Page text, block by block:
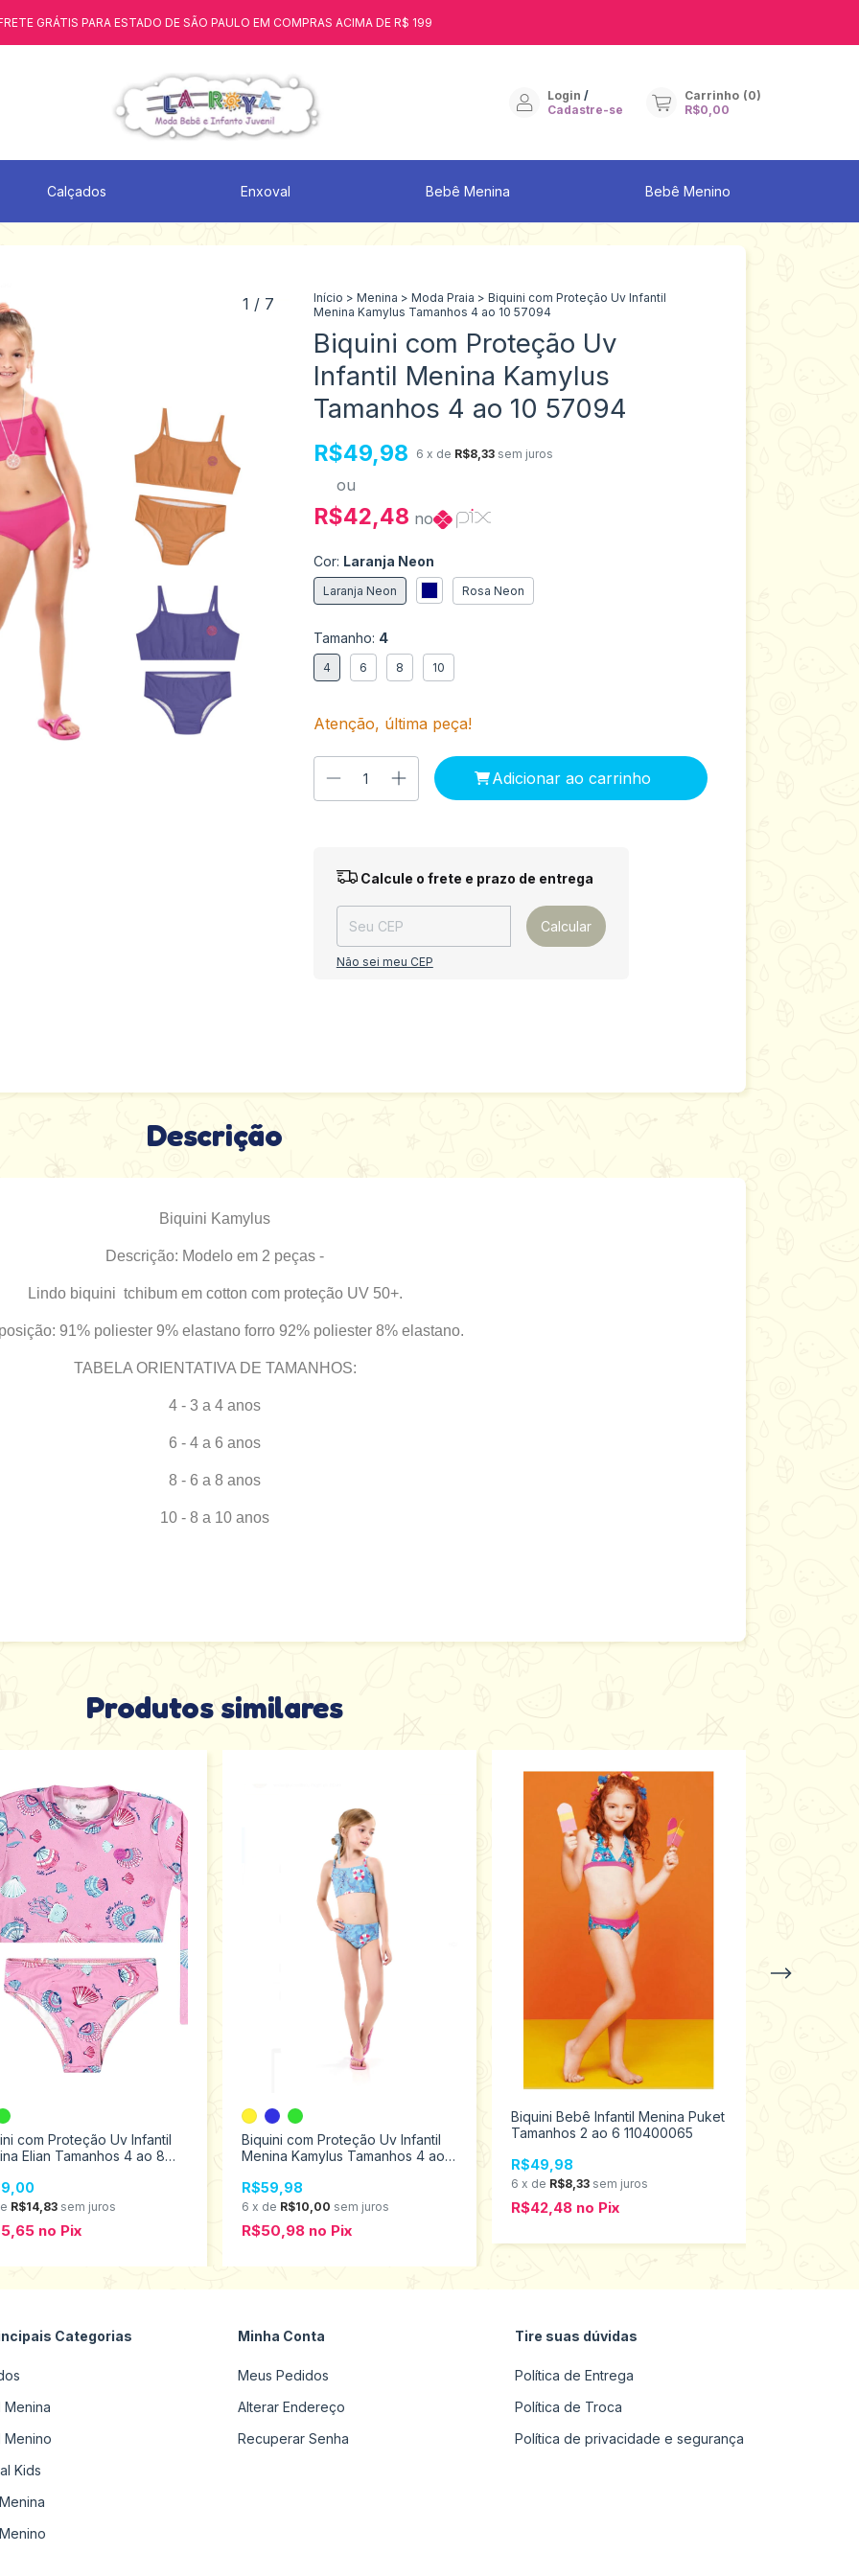
GRÁTIS PARA ESTADO DE SÃO PAULO EM COMPRAS ACIMA DE R$ 199
Login /
Cadastre-se
Carrinho (0)
R$0,00
Calçados Enxoval Bebê Menina Bebê Menino
1 / 7 Início > Menina > Moda Praia > Biquini com Proteção Uv Infantil
Menina Kamylus Tamanhos 4 ao 10 57094
Biquini com Proteção Uv
Infantil Menina Kamylus
Tamanhos 4 ao 10 57094
R$49,98 6 x de R$8,33 sem juros
ou
R$42,48 no
Cor: Laranja Neon
Laranja Neon Rosa Neon
Tamanho: 4
4 6 8 10
Atenção, última peça!
Entregas para o CEP: Alterar CEP
Calcule o frete e prazo de entrega
Calcular
Não sei meu CEP
Descrição
Biquini Kamylus
Descrição: Modelo em 2 peças -
Lindo biquini tchibum em cotton com proteção UV 50+.
91% poliester 9% elastano forro 92% poliester 8% elastano.
TABELA ORIENTATIVA DE TAMANHOS:
4 - 3 a 4 anos
6 - 4 a 6 anos
8 - 6 a 8 anos
10 - 8 a 10 anos
Produtos similares
com Proteção Uv Infantil
Elian Tamanhos 4 ao 8
R$14,83 sem juros
no Pix
Biquini com Proteção Uv Infantil
Menina Kamylus Tamanhos 4 ao
R$59,98
6 x de R$10,00 sem juros
R$50,98 no Pix
Biquini Bebê Infantil Menina Puket
Tamanhos 2 ao 6 110400065
R$49,98
6 x de R$8,33 sem juros
R$42,48 no Pix
Categorias
Menina
Menino
Kids
Minha Conta
Meus Pedidos
Alterar Endereço
Recuperar Senha
Tire suas dúvidas
Política de Entrega
Política de Troca
Política de privacidade e segurança